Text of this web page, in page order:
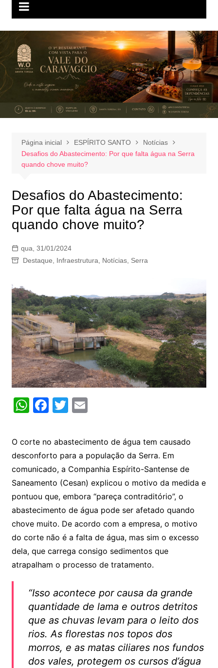
Página inicial ESPÍRITO SANTO
Notícias
Desafios do Abastecimento: Por que falta água na Serra
quando chove muito?
Desafios do Abastecimento:
Por que falta água na Serra
quando chove muito?
qua, 31/01/2024
Destaque
Infraestrutura Notícias, Serra
W
at
s
A
p
p
F
c
e
b
o
o
k
T
itt
er
E
ai
l
O corte no abastecimento de água tem causado
desconforto para a população da Serra. Em
comunicado, a Companhia Espírito-Santense de
Saneamento (Cesan) explicou o motivo da medida e
pontuou que, embora “pareça contraditório”, o
abastecimento de água pode ser afetado quando
chove muito. De acordo com a empresa, o motivo
do corte não é a falta de água, mas sim o excesso
dela, que carrega consigo sedimentos que
atrapalham o processo de tratamento.
“Isso acontece por causa da grande
quantidade de lama e outros detritos
que as chuvas levam para o leito dos
rios. As florestas nos topos dos
morros, e as matas ciliares nos fundos
dos vales, protegem os cursos d’água